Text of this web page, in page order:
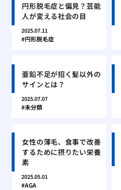
円形脱毛症と偏見？芸能
人が変える社会の目
2025.07.11
円形脱毛症
亜鉛不足が招く髪以外の
サインとは？
2025.07.07
未分類
女性の薄毛、食事で改善
するために摂りたい栄養
素
2025.05.01
AGA